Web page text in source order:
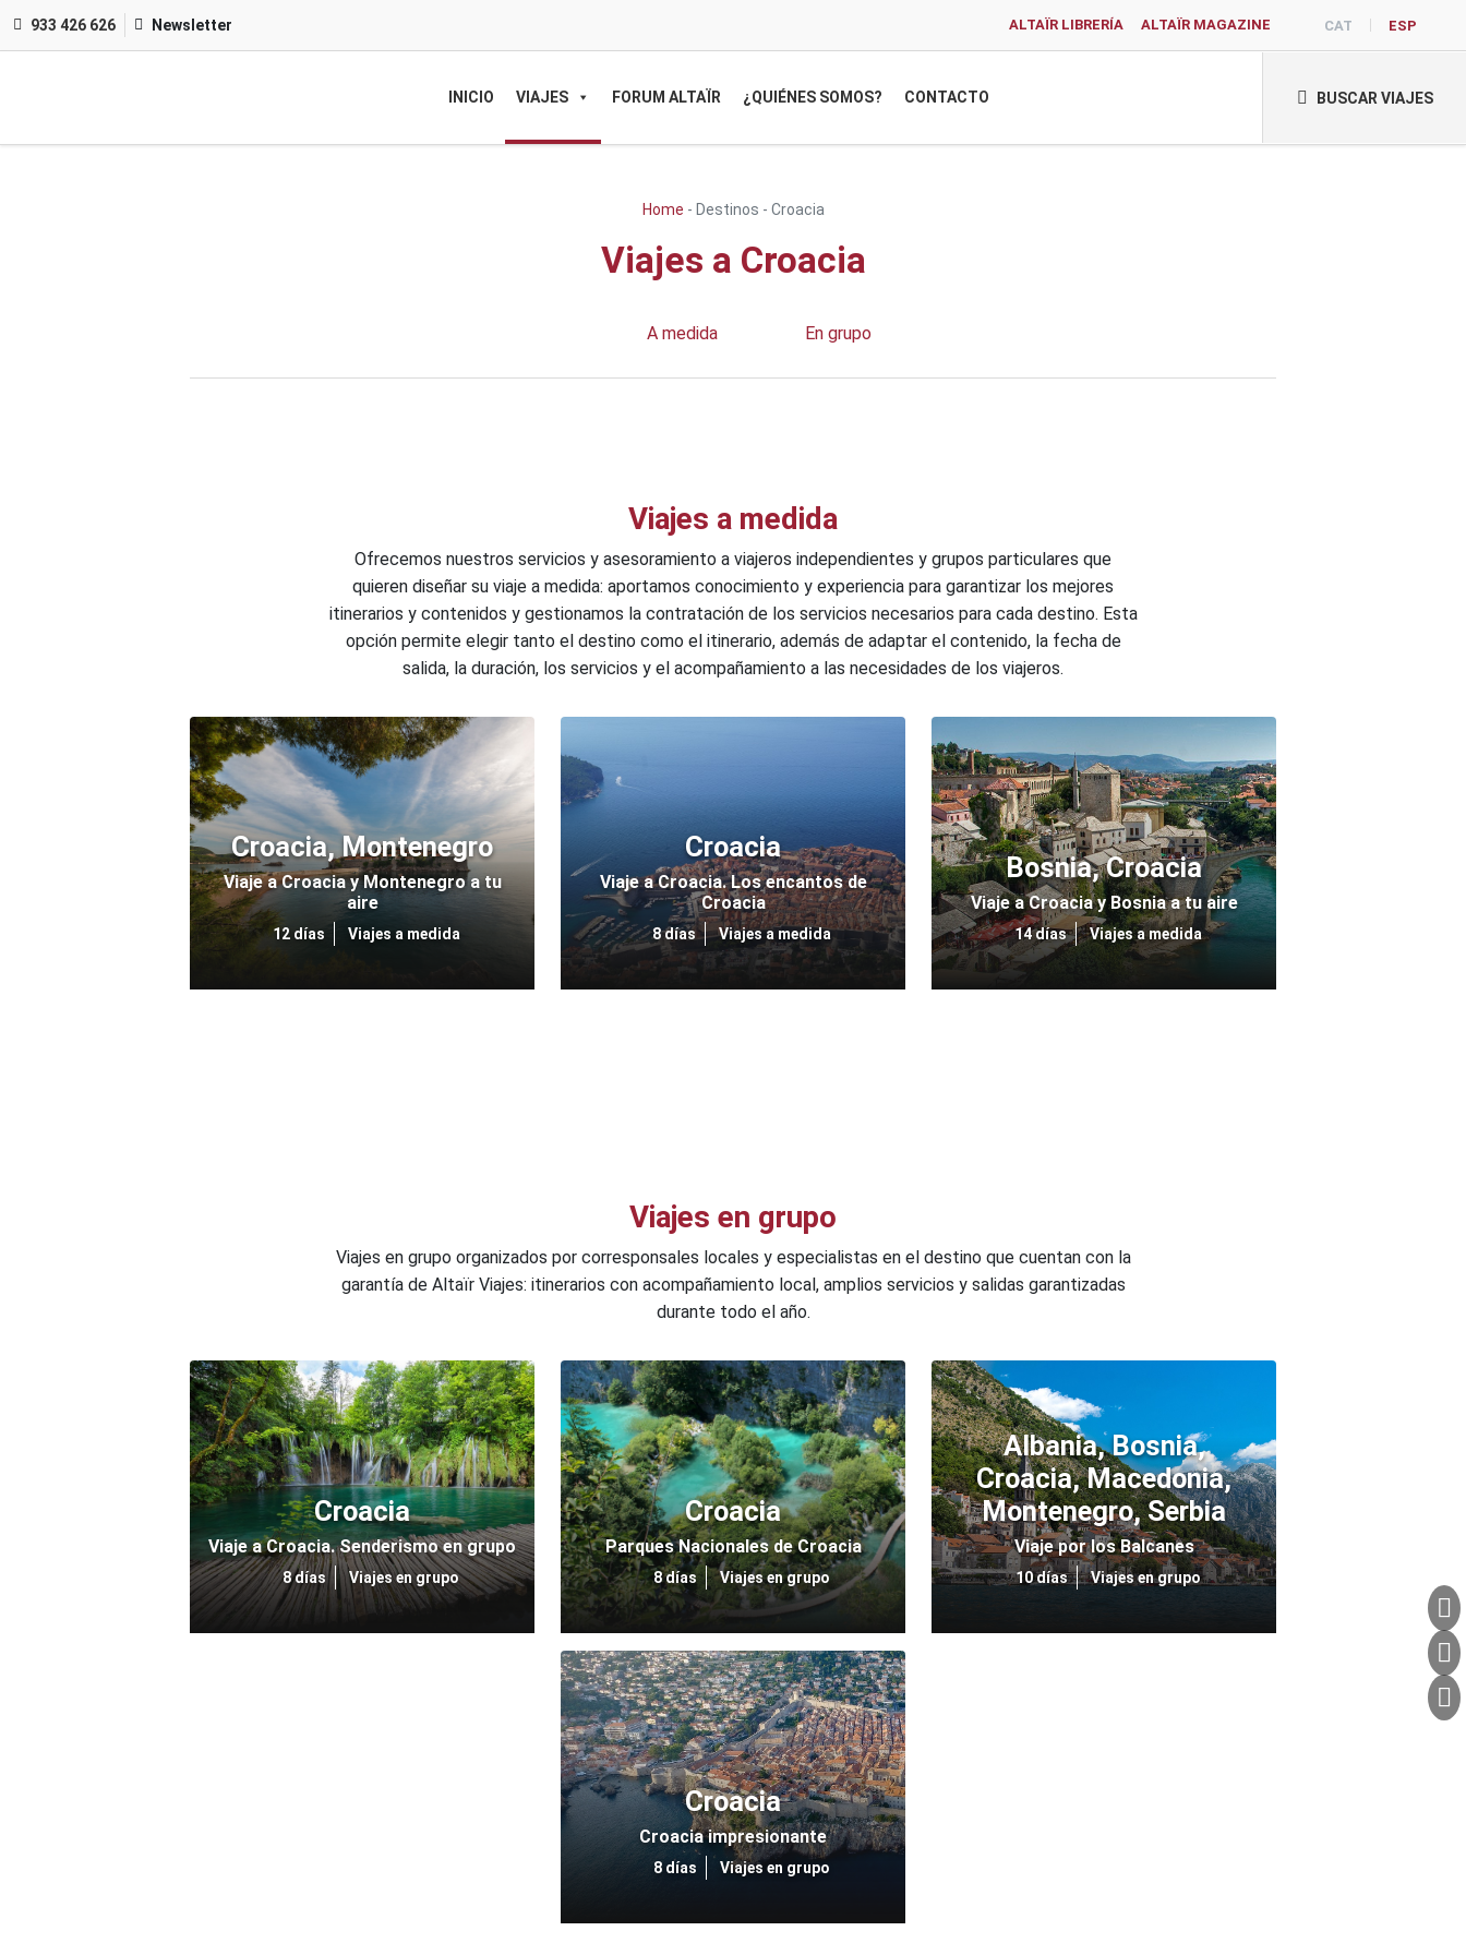
933 426 626 Newsletter ALTAÏR LIBRERÍA ALTAÏR MAGAZINE CAT ESP
INICIO VIAJES FORUM ALTAÏR ¿QUIÉNES SOMOS? CONTACTO BUSCAR VIAJES
Home - Destinos - Croacia
Viajes a Croacia
A medida En grupo
Viajes a medida
Ofrecemos nuestros servicios y asesoramiento a viajeros independientes y grupos particulares que
quieren diseñar su viaje a medida: aportamos conocimiento y experiencia para garantizar los mejores
itinerarios y contenidos y gestionamos la contratación de los servicios necesarios para cada destino. Esta
opción permite elegir tanto el destino como el itinerario, además de adaptar el contenido, la fecha de
salida, la duración, los servicios y el acompañamiento a las necesidades de los viajeros.
Croacia, Montenegro
Viaje a Croacia y Montenegro a tu
aire
12 días Viajes a medida
Croacia
Viaje a Croacia. Los encantos de
Croacia
8 días Viajes a medida
Bosnia, Croacia
Viaje a Croacia y Bosnia a tu aire
14 días Viajes a medida
Viajes en grupo
Viajes en grupo organizados por corresponsales locales y especialistas en el destino que cuentan con la
garantía de Altaïr Viajes: itinerarios con acompañamiento local, amplios servicios y salidas garantizadas
durante todo el año.
Croacia
Viaje a Croacia. Senderismo en grupo
8 días Viajes en grupo
Croacia
Parques Nacionales de Croacia
8 días Viajes en grupo
Albania, Bosnia,
Croacia, Macedonia,
Montenegro, Serbia
Viaje por los Balcanes
10 días Viajes en grupo
Croacia
Croacia impresionante
8 días Viajes en grupo